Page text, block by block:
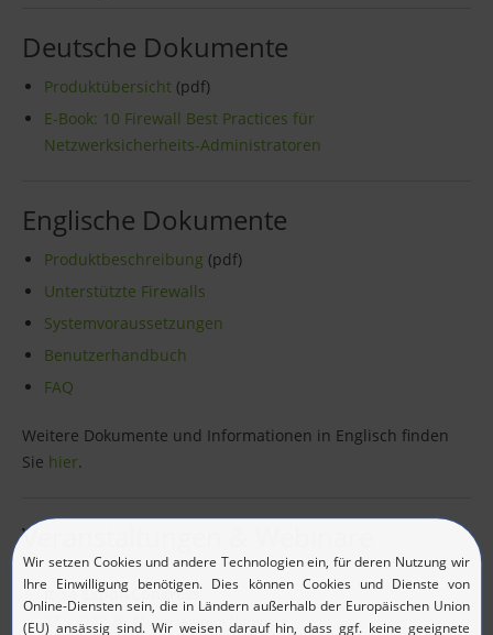
Deutsche Dokumente
Produktübersicht (pdf)
E-Book: 10 Firewall Best Practices für
Netzwerksicherheits-Administratoren
Englische Dokumente
Produktbeschreibung (pdf)
Unterstützte Firewalls
Systemvoraussetzungen
Benutzerhandbuch
FAQ
Weitere Dokumente und Informationen in Englisch finden
Sie hier.
Veranstaltungen & Webinare
it-sa Expo&Congress
27. - 29.10.26, Messezentrum Nürnberg